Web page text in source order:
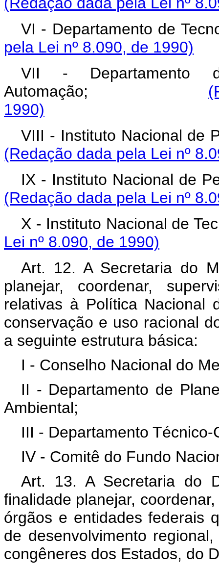
VI - Departamento
pela Lei nº 8.090, de 1990)
VII - Departamento
Automação;
1990)
VIII - Instituto
(Redação dada pela Lei nº
IX - Instituto
(Redação dada pela Lei nº
X - Instituto
Lei nº 8.090, de 1990)
Art. 12. A Secretaria do
planejar, coordenar,
relativas à Política Nacional
conservação e uso racional
a seguinte estrutura básica:
I - Conselho Nacional do
II - Departamento de
Ambiental;
III - Departamento
IV - Comitê do Fundo
Art. 13. A Secretaria do
finalidade planejar,
órgãos e entidades federais
de desenvolvimento
congêneres dos Estados, do